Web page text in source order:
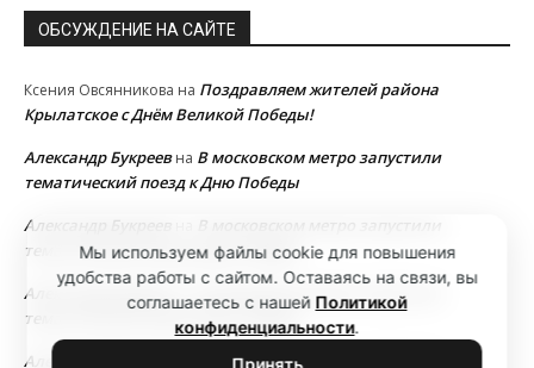
ОБСУЖДЕНИЕ НА САЙТЕ
Ксения Овсянникова на Поздравляем жителей района
Крылатское с Днём Великой Победы!
Александр Букреевна В московском метро запустили
тематический поезд к Дню Победы
Александр Букреев
В московском метро запустили
тематический поезд к Дню Победы
Александр Букреев
В московском метро запустили
тематический поезд к Дню Победы
Александр Букреев
В московском метро запустили
Мы используем файлы cookie для повышения
удобства работы с сайтом. Оставаясь на связи, вы
соглашаетесь с нашей Политикой
конфиденциальности.
Принять